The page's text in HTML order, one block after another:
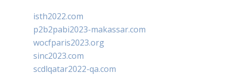
isth2022.com
p2b2pabi2023-makassar.com
wocfparis2023.org
sinc2023.com
scdlqatar2022-qa.com